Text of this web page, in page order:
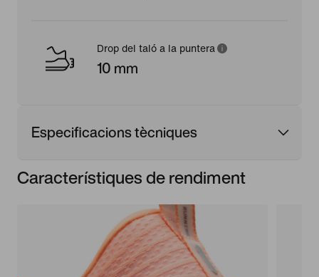
Drop del taló a la puntera
10 mm
Especificacions tècniques
Característiques de rendiment